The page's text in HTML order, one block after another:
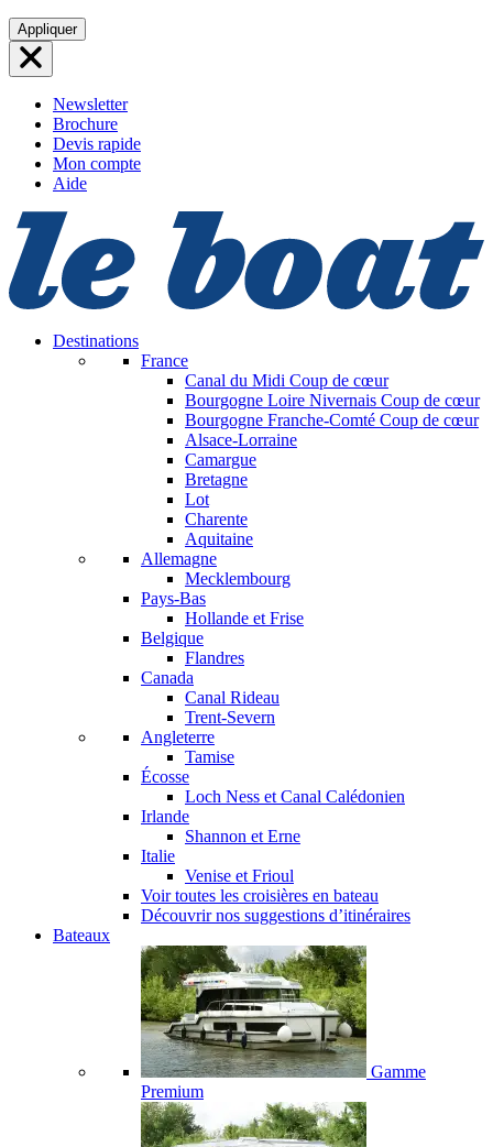
Aller
au
contenu
Appliquer
Newsletter
Brochure
Devis rapide
Mon compte
Aide
Destinations
France
Canal du Midi Coup de cœur
Bourgogne Loire Nivernais Coup de cœur
Bourgogne Franche-Comté Coup de cœur
Alsace-Lorraine
Camargue
Bretagne
Lot
Charente
Aquitaine
Allemagne
Mecklembourg
Pays-Bas
Hollande et Frise
Belgique
Flandres
Canada
Canal Rideau
Trent-Severn
Angleterre
Tamise
Écosse
Loch Ness et Canal Calédonien
Irlande
Shannon et Erne
Italie
Venise et Frioul
Voir toutes les croisières en bateau
Découvrir nos suggestions d’itinéraires
Bateaux
Gamme
Premium